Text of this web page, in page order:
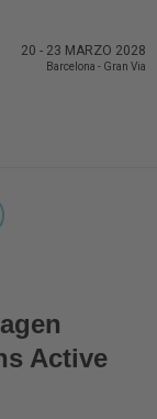
20 - 23 MARZO 2028
Barcelona - Gran Via
Active